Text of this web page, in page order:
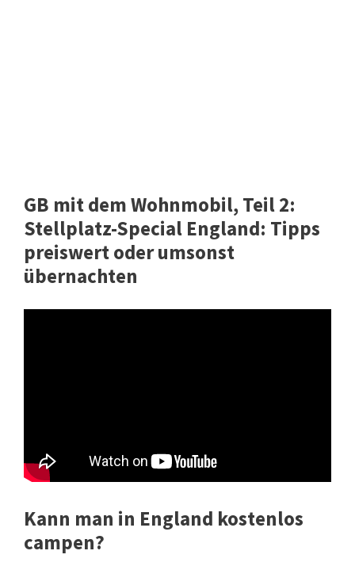
GB mit dem Wohnmobil, Teil 2:
Stellplatz-Special England: Tipps
preiswert oder umsonst
übernachten
Kann man in England kostenlos
campen?